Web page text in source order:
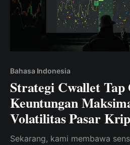
Bahasa Indonesia
Strategi Cwallet
Keuntungan
Volatilitas Pasar
Sekarang, kami membawa